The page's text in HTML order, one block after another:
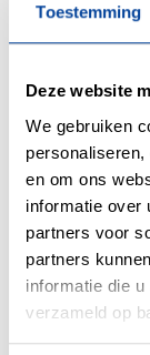
Toestemming
Deze website
We gebruiken
en om ons
informatie over
partners voor
partners
informatie die
verzameld op
Kleur
Overige maten
Fitting
Max. Wattage per
Incl. lichtbron
Energielabel
Lichtkleur
Lichtsterkte